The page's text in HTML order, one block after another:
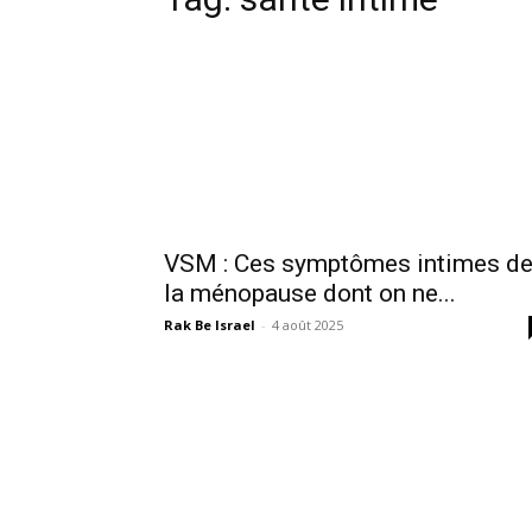
VSM : Ces symptômes intimes de
la ménopause dont on ne...
Rak Be Israel - 4 août 2025